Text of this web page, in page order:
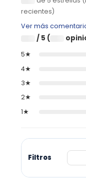
recientes)
Ver más
/ 5 (
5★
4★
3★
2★
1★
Filtros